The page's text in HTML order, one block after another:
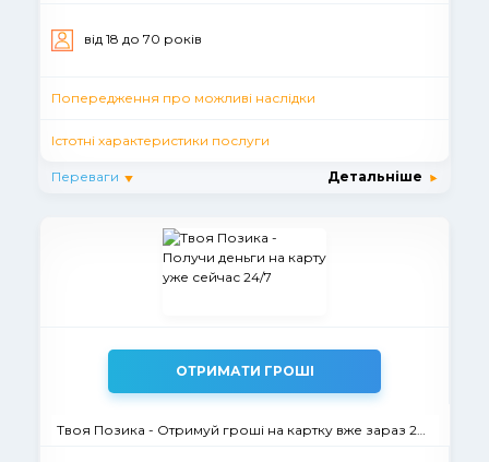
вiд 18 до 70 рокiв
Попередження про можливі наслідки
Істотні характеристики послуги
Переваги Детальніше
ОТРИМАТИ ГРОШІ
Твоя Позика - Отримуй гроші на картку вже зараз 24/7